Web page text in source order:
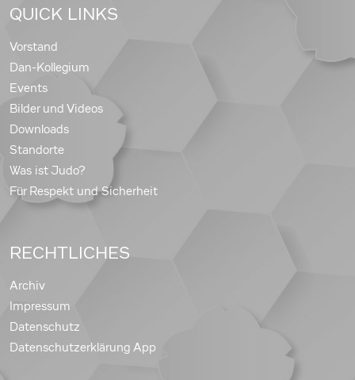
QUICK LINKS
Vorstand
Dan-Kollegium
Events
Bilder und Videos
Downloads
Standorte
Was ist Judo?
Für Respekt und Sicherheit
RECHTLICHES
Archiv
Impressum
Datenschutz
Datenschutzerklärung App